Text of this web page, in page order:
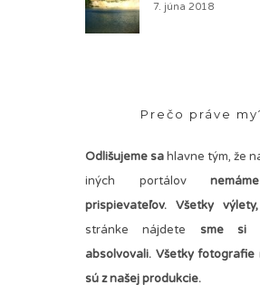
7. júna 2018
Prečo práve
Odlišujeme sahlavne tým, že
iných portálov
prispievateľov. Všetky výlety,
stránke nájdete sme si
absolvovali. Všetky fotografie
sú z našej produkcie.